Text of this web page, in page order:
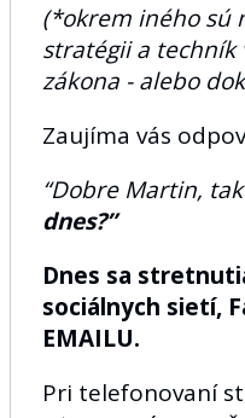
(*okrem iného sú
stratégii a techník
zákona - alebo
Zaujíma vás
“Dobre Martin, tak
dnes?”
Dnes sa
sociálnych sietí,
EMAILU.
Pri telefonovaní